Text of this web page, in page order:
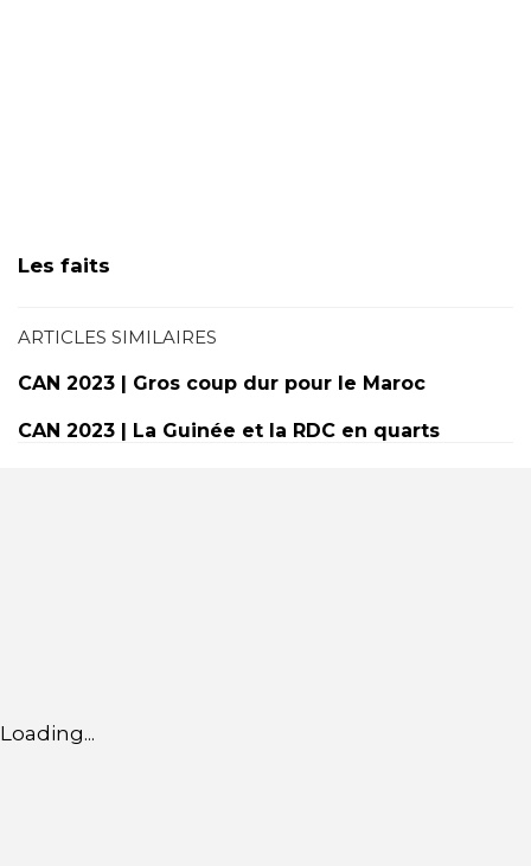
Les faits
ARTICLES SIMILAIRES
CAN 2023 | Gros coup dur pour le Maroc
CAN 2023 | La Guinée et la RDC en quarts
Loading...